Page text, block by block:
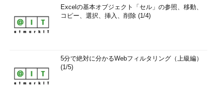
Excelの基本オブジェクト「セル」の参照、移動、
コピー、選択、挿入、削除 (1/4)
5分で絶対に分かるWebフィルタリング（上級編）
(1/5)